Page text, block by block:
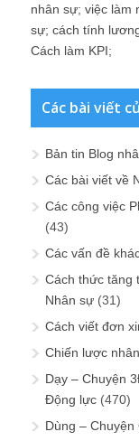
nhân sự; việc làm
sự; cách tính
Cách làm KPI;
Các bài viết
Bản tin Blog
Các bài viết về
Các công việc
(43)
Các vấn đề
Cách thức tăng
Nhân sự (31)
Cách viết đơn
Chiến lược
Dạy – Chuyện
Động lực (470)
Dùng –